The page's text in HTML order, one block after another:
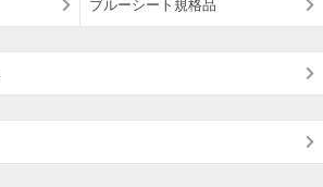
ブルーシート規格品